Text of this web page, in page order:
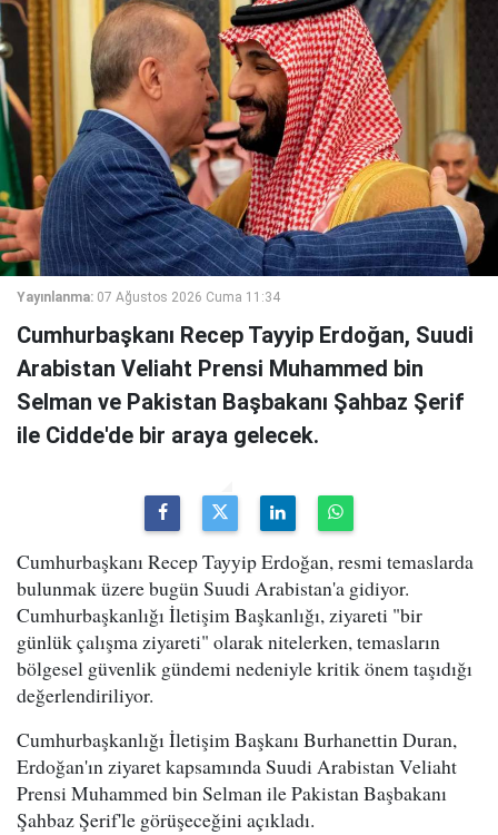
Yayınlanma: 07 Ağustos 2026 Cuma 11:34
Cumhurbaşkanı Recep Tayyip Erdoğan, Suudi
Arabistan Veliaht Prensi Muhammed bin
Selman ve Pakistan Başbakanı Şahbaz Şerif
ile Cidde'de bir araya gelecek.
Cumhurbaşkanı Recep Tayyip Erdoğan, resmi temaslarda
bulunmak üzere bugün Suudi Arabistan'a gidiyor.
Cumhurbaşkanlığı İletişim Başkanlığı, ziyareti "bir
günlük çalışma ziyareti" olarak nitelerken, temasların
bölgesel güvenlik gündemi nedeniyle kritik önem taşıdığı
değerlendiriliyor.
Cumhurbaşkanlığı İletişim Başkanı Burhanettin Duran,
Erdoğan'ın ziyaret kapsamında Suudi Arabistan Veliaht
Prensi Muhammed bin Selman ile Pakistan Başbakanı
Şahbaz Şerif'le görüşeceğini açıkladı.